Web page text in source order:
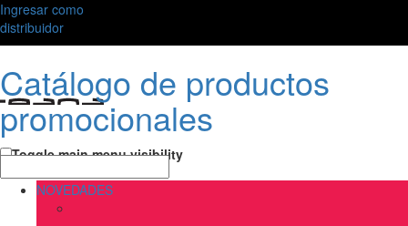
Ingresar como
distribuidor
Catálogo de productos
promocionales
Toggle main menu visibility
NOVEDADES